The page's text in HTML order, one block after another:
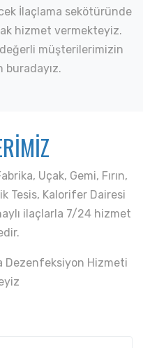
İlaçlama sekötüründe
hizmet vermekteyiz.
müşterilerimizin
Uçak, Gemi, Fırın,
Tesis, Kalorifer Dairesi
ilaçlarla 7/24 hizmet
Dezenfeksiyon Hizmeti